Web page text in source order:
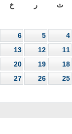
ث ر خ
4
5
6
11
12
13
18
19
20
25
26
27